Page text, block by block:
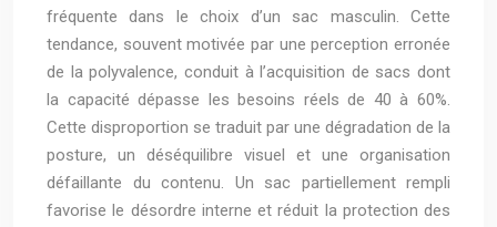
fréquente dans le choix d’un sac masculin. Cette
tendance, souvent motivée par une perception erronée
de la polyvalence, conduit à l’acquisition de sacs dont
la capacité dépasse les besoins réels de 40 à 60%.
Cette disproportion se traduit par une dégradation de la
posture, un déséquilibre visuel et une organisation
défaillante du contenu. Un sac partiellement rempli
favorise le désordre interne et réduit la protection des